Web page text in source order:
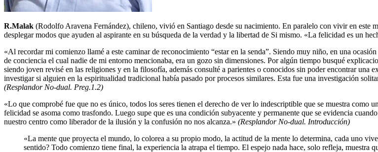
R.Malak (Rodolfo Aravena Fernández), chileno, vivió en Santiago desde su nacimiento. En paralelo con vivir en
desplegar modos que ayuden al aspirante en su búsqueda de la verdad y la libertad de Si mismo. «La felicidad es un
«Al recordar mi comienzo llamé a este caminar de reconocimiento
estar en la senda . Siendo muy niño, en una
de conciencia el cual nadie de mi entorno mencionaba, era un gozo sin dimensiones. Por algún tiempo busqué
siendo joven revisé en las religiones y en la filosofía, además consulté a parientes o conocidos sin poder encontrar una
investigar si alguien en la espiritualidad tradicional había pasado por procesos similares. Esta fue una investigación
(Resplandor No-dual. Preg.1.2)
«Lo que comprobé fue que no es único, todos los seres tienen el derecho de ver lo indescriptible que se muestra como
felicidad se asoma como trasfondo. Luego supe que es una condición subyacente y permanente que se evidencia
nuestro centro como liberador de la ilusión y la confusión no nos alcanza.» (Resplandor No-dual. Introducción)
«La mente que proyecta el mundo, lo colorea a su propio modo, la actitud de la mente lo determina, cada uno
sentido? Todo comienzo tiene final, la experiencia la atrapa el tiempo. El espejo nada hace, solo refleja, muestra